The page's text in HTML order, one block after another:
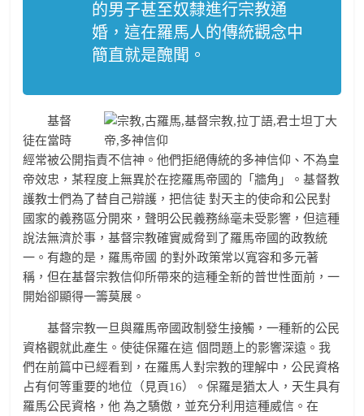
的男子甚至奴隸進行宗教通
婚，這在羅馬人的傳統觀念中
簡直就是醜聞。
基督
徒在當時
經常被公開指責不信神。他們拒絕傳統的多神信仰、不為皇
帝效忠，某程度上無異於在挖羅馬帝國的「牆角」。基督教
護教士們為了替自己辯護，把信徒 對天主的使命和公民對
國家的義務區分開來，聲明公民義務絲毫未受影響，但這種
說法無濟於事，基督宗教確實威脅到了羅馬帝國的政教統
一。有趣的是，羅馬帝國 的對外政策常以寬容和多元著
稱，但在基督宗教信仰所帶來的這種全新的普世性面前，一
開始卻顯得一籌莫展。
基督宗教一旦與羅馬帝國政制發生接觸，一種新的公民
資格觀就此產生。使徒保羅在這 個問題上的影響深遠。我
們在前篇中已經看到，在羅馬人對宗教的理解中，公民資格
占有何等重要的地位（見頁16）。保羅是猶太人，天生具有
羅馬公民資格，他 為之驕傲，並充分利用這種威信。在